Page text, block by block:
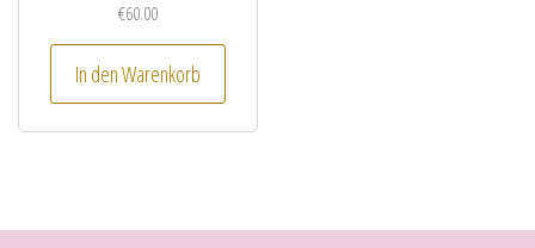
€60.00
In den Warenkorb